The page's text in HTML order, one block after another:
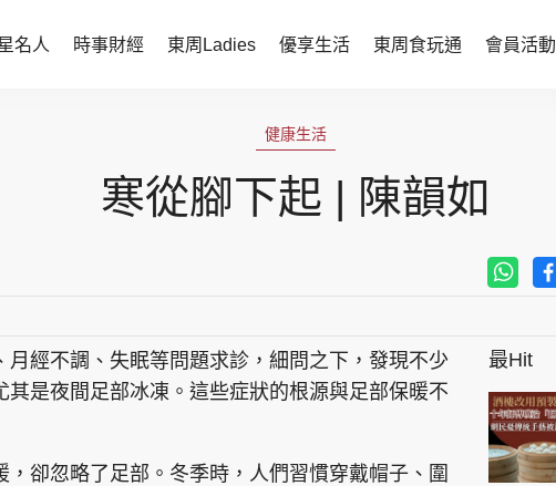
名人 時事財經 東周Ladies 優享生活 東周食玩通 會員活動
東周Ladies
談情說性
時尚生活
會員活動 玄學靈異
健康生活
寒從腳下起 | 陳韻如
月經不調、失眠等問題求診，細問之下，發現不少
其是夜間足部冰凍。這些症狀的根源與足部保暖不
，卻忽略了足部。冬季時，人們習慣穿戴帽子、圍
最Hit